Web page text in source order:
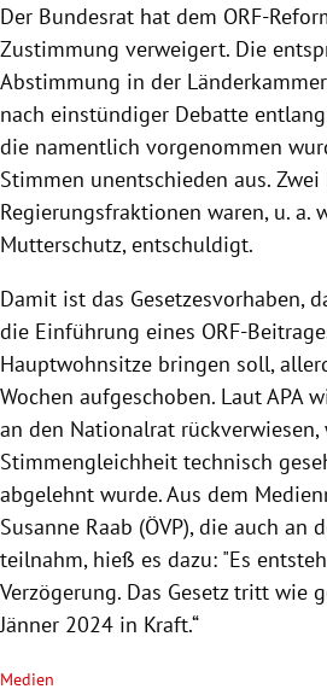
Untermenü
Der Bundesrat hat dem ORF-
Zustimmung verweigert. Die
Abstimmung in der
nach einstündiger Debatte
die namentlich vorgenommen
Stimmen unentschieden aus.
Regierungsfraktionen waren, u. a.
Mutterschutz, entschuldigt.
Damit ist das Gesetzesvorhaben,
die Einführung eines ORF-
Hauptwohnsitze bringen soll,
Wochen aufgeschoben. Laut APA
an den Nationalrat
Stimmengleichheit technisch
abgelehnt wurde. Aus dem
Susanne Raab (ÖVP), die auch an
teilnahm, hieß es dazu: "Es
Verzögerung. Das Gesetz tritt wie
Jänner 2024 in Kraft.“
Medien